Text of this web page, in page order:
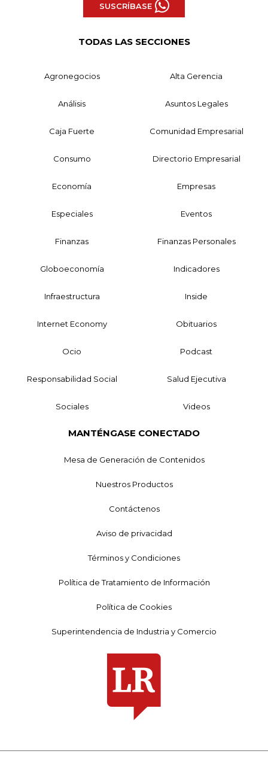
SUSCRÍBASE
TODAS LAS SECCIONES
Agronegocios Alta Gerencia
Análisis Asuntos Legales
Caja Fuerte Comunidad Empresarial
Consumo Directorio Empresarial
Economía Empresas
Especiales Eventos
Finanzas Finanzas Personales
Globoeconomía Indicadores
Infraestructura Inside
Internet Economy Obituarios
Ocio Podcast
Responsabilidad Social Salud Ejecutiva
Sociales Videos
MANTÉNGASE CONECTADO
Mesa de Generación de Contenidos
Nuestros Productos
Contáctenos
Aviso de privacidad
Términos y Condiciones
Política de Tratamiento de Información
Política de Cookies
Superintendencia de Industria y Comercio